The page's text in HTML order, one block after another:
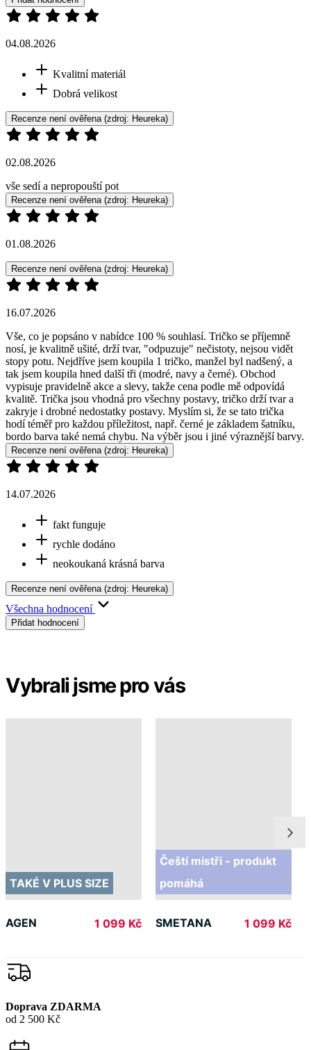
04.08.2026
Kvalitní materiál
Dobrá velikost
Recenze není ověřena (zdroj: Heureka)
02.08.2026
vše sedí a nepropouští pot
Recenze není ověřena (zdroj: Heureka)
01.08.2026
Recenze není ověřena (zdroj: Heureka)
16.07.2026
Vše, co je popsáno v nabídce 100 % souhlasí. Tričko se příjemně
nosí, je kvalitně ušité, drží tvar, "odpuzuje" nečistoty, nejsou vidět
stopy potu. Nejdříve jsem koupila 1 tričko, manžel byl nadšený, a
tak jsem koupila hned další tři (modré, navy a černé). Obchod
vypisuje pravidelně akce a slevy, takže cena podle mě odpovídá
kvalitě. Trička jsou vhodná pro všechny postavy, tričko drží tvar a
zakryje i drobné nedostatky postavy. Myslím si, že se tato trička
hodí téměř pro každou příležitost, např. černé je základem šatníku,
bordo barva také nemá chybu. Na výběr jsou i jiné výraznější barvy.
Recenze není ověřena (zdroj: Heureka)
14.07.2026
fakt funguje
rychle dodáno
neokoukaná krásná barva
Recenze není ověřena (zdroj: Heureka)
Všechna hodnocení
Přidat hodnocení
Vybrali jsme pro vás
TAKÉ V PLUS SIZE
AGEN 1 099 Kč
Čeští mistři - produkt
pomáhá
SMETANA 1 099 Kč
Doprava ZDARMA
od 2 500 Kč